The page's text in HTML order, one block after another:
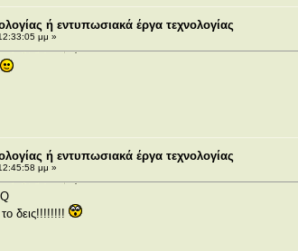
ή εντυπωσιακά έργα τεχνολογίας
μμ »
ή εντυπωσιακά έργα τεχνολογίας
μμ »
δεις!!!!!!!!